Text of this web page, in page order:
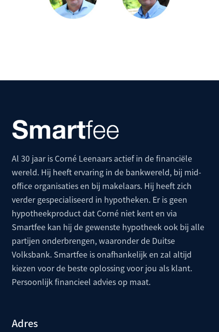
Al 30 jaar is Corné Leenaars actief in de financiële
wereld. Hij heeft ervaring in de bankwereld, bij mid-
office organisaties en bij makelaars. Hij heeft zich
verder gespecialiseerd in hypotheken. Er is geen
hypotheekproduct dat Corné niet kent en via
Smartfee kan hij de gewenste hypotheek ook bij alle
partijen onderbrengen, waaronder de Duitse
Volksbank. Smartfee is onafhankelijk en zal altijd
kiezen voor de beste oplossing voor jou als klant.
Persoonlijk financieel advies op maat.
Adres